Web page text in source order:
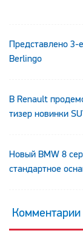
Представлено 3-
Berlingo
В Renault
тизер новинки
Новый BMW 8
стандартное